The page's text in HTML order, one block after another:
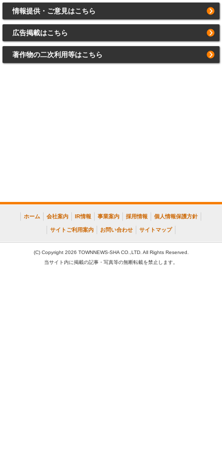
情報提供・ご意見はこちら
広告掲載はこちら
著作物の二次利用等はこちら
ホーム 会社案内 IR情報 事業案内 採用情報 個人情報保護方針
サイトご利用案内 お問い合わせ サイトマップ
(C) Copyright 2026 TOWNNEWS-SHA CO.,LTD. All Rights Reserved.
当サイト内に掲載の記事・写真等の無断転載を禁止します。